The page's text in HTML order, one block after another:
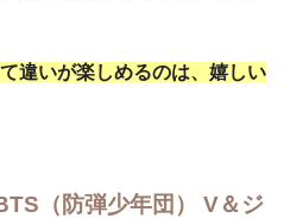
違いが楽しめるのは、嬉しい
（防弾少年団） V＆ジ